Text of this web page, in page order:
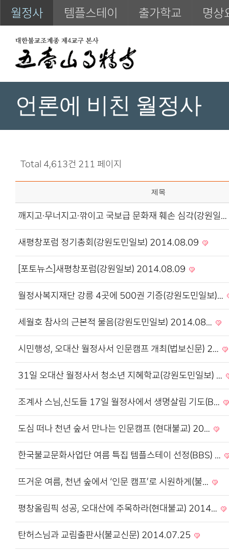
월정사 템플스테이 출가학교 명상
언론에 비친 월정사
Total 4,613건 211 페이지
제목
깨지고·무너지고·깎이고 국보급 문화재 훼손 심각(강원일…
새평창포럼 정기총회(강원도민일보) 2014.08.09
[포토뉴스]새평창포럼(강원일보) 2014.08.09
월정사복지재단 강릉 4곳에 500권 기증(강원도민일보)…
세월호 참사의 근본적 물음(강원도민일보) 2014.08…
시민행성, 오대산 월정사서 인문캠프 개최(법보신문) 2…
31일 오대산 월정사서 청소년 지혜학교(강원도민일보) …
조계사 스님,신도들 17일 월정사에서 생명살림 기도(B…
도심 떠나 천년 숲서 만나는 인문캠프 (현대불교) 20…
한국불교문화사업단 여름 특집 템플스테이 선정(BBS) …
뜨거운 여름, 천년 숲에서 ‘인문 캠프’로 시원하게(불…
평창올림픽 성공, 오대산에 주목하라(현대불교) 2014…
탄허스님과 교림출판사(불교신문) 2014.07.25